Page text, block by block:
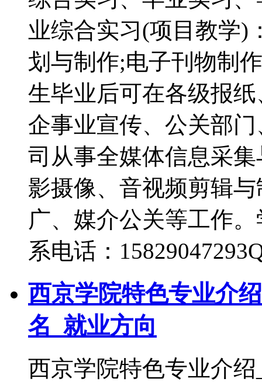
业综合实习(项目教学)
划与制作;电子刊物制
生毕业后可在各级报
企事业宣传、公关部
司从事全媒体信息采
影摄像、音视频剪辑
广、媒介公关等工作
系电话：
西京学院特色专业介
名_就业方向
西京学院特色专业介